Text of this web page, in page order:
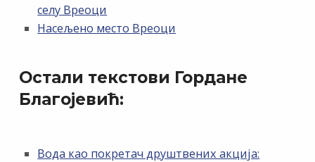
селу Вреоци
Насељено место Вреоци
Остали текстови Гордане
Благојевић:
Вода као покретач друштвених акција: